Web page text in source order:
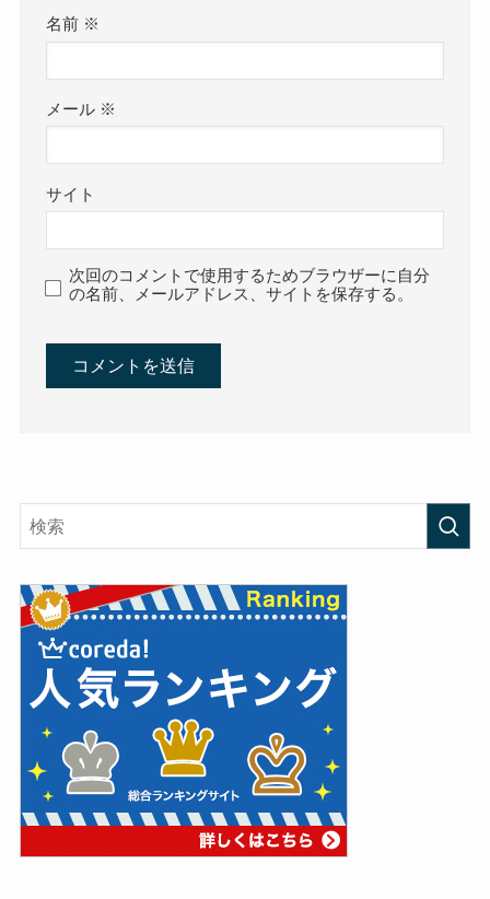
名前 ※
メール ※
サイト
次回のコメントで使用するためブラウザーに自分
の名前、メールアドレス、サイトを保存する。